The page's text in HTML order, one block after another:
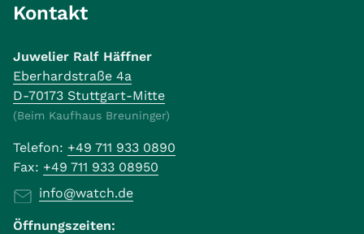
Kontakt
Juwelier Ralf Häffner
Eberhardstraße 4a
D-70173 Stuttgart-Mitte
(Beim Kaufhaus Breuninger)
Telefon: +49 711 933 0890
Fax: +49 711 933 08950
info@watch.de
Öffnungszeiten: